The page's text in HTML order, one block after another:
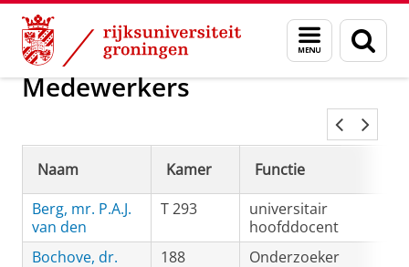
Skip
Content
Skip
Navigation
Menu
en
zoeken
Algemene Rechtswetenschap en
Medewerkers
Naam Kamer
Functie
Berg, mr. P.A.J.
van den
T 293
universitair
hoofddocent
Bochove, dr.
188
Onderzoeker